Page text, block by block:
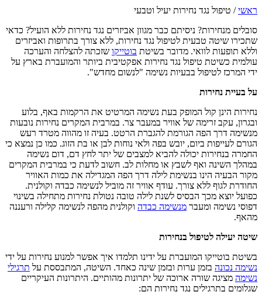
ראשי/ טיפול נגד נחירות יעיל וטבעי
סובלים מנחירות? ניסיתם כבר מגוון אביזרים נגד נחירות ללא הועיל? כדאי
שתכירו שיטה טבעית לטיפול נגד נחירות, ללא צורך בתרופות ואביזרים
וללא תופעות לוואי. מדובר בשיטת בוטייקו שזכתה להצלחה והערכה
עולמית כשיטת טיפול נגד נחירות אפקטיבית ביותר והמועברת בארץ על
ידי המרכז לטיפול בבעיות נשימה "לנשום מחדש".
על בעיית נחירות
נחירות הינן קול המופק בעת נשימה המרטיט את הרקמות באף, בלוע
ובגרון, עקב זרימה של אוויר במעבר צר. במרבית המקרים נחירות נובעות
מנשימה דרך הפה הגורמת להגברת הרטט. בעיה זו מהווה מטרד רעש
הגורם לעייפות ביום, יובש בפה ולאי נוחות לבן או בת הזוג. כמו כן נמצא כי
החמרה בנחירות יכולה להביא למצבים של יתר לחץ דם, דום נשימה
במהלך השינה ואף לשבץ או מחלות לב. חשוב לדעת כי במרבית המקרים
מקור הבעיה הינו בנשימת לילה דרך הפה המגדילה את כמות האוויר
החודרת לגוף ללא צורך. עודף אוויר זה מוביל לנשימה כבדה וקולנית.
כפועל יוצא מכך הבסיס לשנת לילה טובה נטולת נחירות מתחילה בשינוי
דפוסי נשימה ומעבר מנשימה כבדה וקולנית מהפה לנשימה קלילה ורעננה
מהאף.
שיטה יעילה לטיפול בנחירות
בשיטת בוטייקו המועברת על ידינו תלמדו איך אפשר למנוע נחירות על ידי
נשימה נכונה בזמן ערות ובזמן שינה כאחד. השיטה, המתבססת על תרגילי
נשימה מציגה שורה ארוכה של יתרונות מהותיים. היתרונות העיקריים
שגלומים בתרגילים נגד נחירות הם: